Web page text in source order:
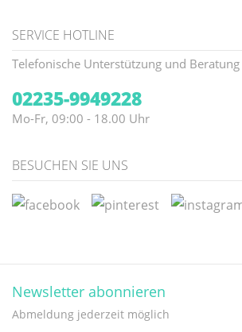
SERVICE HOTLINE
Telefonische Unterstützung und
02235-9949228
Mo-Fr, 09:00 - 18.00 Uhr
BESUCHEN SIE UNS
Newsletter abonnieren
Abmeldung jederzeit möglich